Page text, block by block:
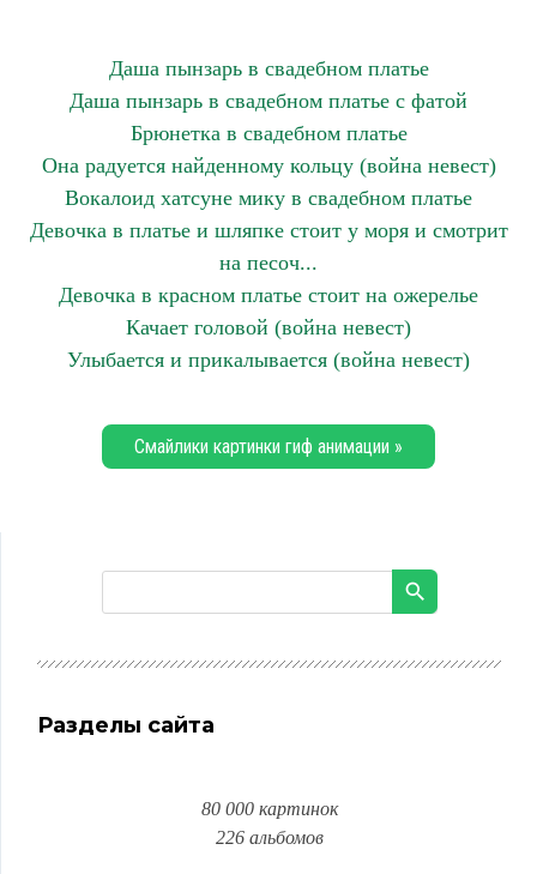
Даша пынзарь в свадебном платье
Даша пынзарь в свадебном платье с фатой
Брюнетка в свадебном платье
Она радуется найденному кольцу (война невест)
Вокалоид хатсуне мику в свадебном платье
Девочка в платье и шляпке стоит у моря и смотрит
на песоч...
Девочка в красном платье стоит на ожерелье
Качает головой (война невест)
Улыбается и прикалывается (война невест)
Смайлики картинки гиф анимации »
Разделы сайта
80 000 картинок
226 альбомов